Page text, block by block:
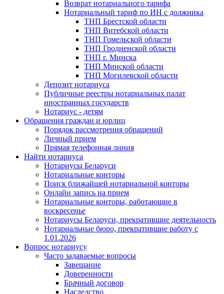
Возврат нотариального тарифа
Нотариальный тариф по ИН с должника
ТНП Брестской области
ТНП Витебской области
ТНП Гомельской области
ТНП Гродненской области
ТНП г. Минска
ТНП Минской области
ТНП Могилевской области
Депозит нотариуса
Публичные реестры нотариальных палат
иностранных государств
Нотариус - детям
Обращения граждан и юрлиц
Порядок рассмотрения обращений
Личный прием
Прямая телефонная линия
Найти нотариуса
Нотариусы Беларуси
Нотариальные конторы
Поиск ближайшей нотариальной конторы
Онлайн запись на прием
Нотариальные конторы, работающие в
воскресенье
Нотариусы Беларуси, прекратившие деятельность
Нотариальные бюро, прекратившие работу с
1.01.2026
Вопрос нотариусу
Часто задаваемые вопросы
Завещание
Доверенности
Брачный договор
Наследство